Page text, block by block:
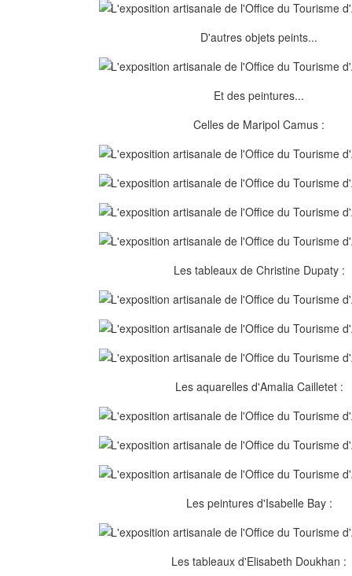
D'autres objets peints...
Et des peintures...
Celles de Maripol Camus :
Les tableaux de Christine Dupaty :
Les aquarelles d'Amalia Cailletet :
Les peintures d'Isabelle Bay :
Les tableaux d'Elisabeth Doukhan :